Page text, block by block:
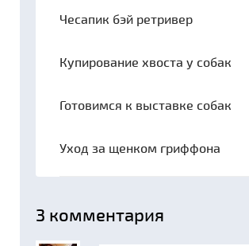
Чесапик бэй ретривер
Купирование хвоста у собак
Готовимся к выставке собак
Уход за щенком гриффона
3 комментария